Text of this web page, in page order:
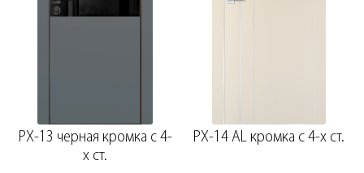
PX-13 черная кромка с 4-
х ст.
PX-14 AL кромка с 4-х ст.